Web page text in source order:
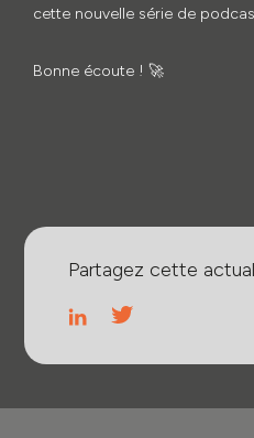
cette nouvelle série de
Bonne écoute ! 🚀
Partagez cette